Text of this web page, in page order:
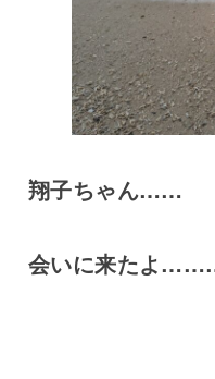
翔子ちゃん……
会いに来たよ